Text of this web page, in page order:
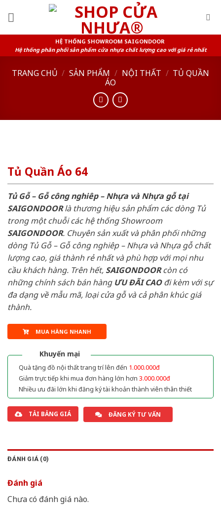
HỆ THỐNG SHOWROOM SAIGONDOOR
Hệ thống phân phối sản phẩm cửa nhựa chất lượng cao với giá rẻ nhất
TRANG CHỦ / SẢN PHẨM / NỘI THẤT / TỦ QUẦN
ÁO
Tủ Quần Áo 64
Tủ Gỗ – Gỗ công nghiêp – Nhựa và Nhựa gỗ tại
SAIGONDOORlà thương hiệu sản phẩm các dòng Tủ
trong một chuỗi các hệ thống Showroom
SAIGONDOOR. Chuyên sản xuất và phân phối những
dòng Tủ Gỗ – Gỗ công nghiêp – Nhựa và Nhựa gỗ chất
lượng cao, giá thành rẻ nhất và phù hợp với mọi nhu
cầu khách hàng. Trên hết, SAIGONDOORcòn có
những chính sách bán hàng ƯU ĐÃI CAOđi kèm với sự
đa dạng về mẫu mã, loại cửa gỗ và cả phân khúc giá
thành.
MUA HÀNG NHANH
Khuyến mại
Quà tặng đồ nội thất trang trí lên đến 1.000.000đ
Giảm trực tiếp khi mua đơn hàng lớn hơn 3.000.000đ
Nhiều ưu đãi lớn khi đăng ký tài khoản thành viên thân thiết
TẢI BẢNG GIÁ ĐĂNG KÝ TƯ VẤN
ĐÁNH GIÁ (0)
Đánh giá
Chưa có đánh giá nào.